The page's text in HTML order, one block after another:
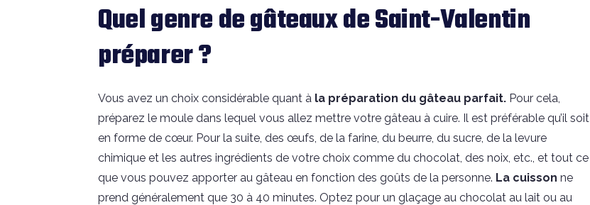
Quel genre de gâteaux de Saint-Valentin
préparer ?
Vous avez un choix considérable quant à la préparation du gâteau parfait. Pour cela,
préparez le moule dans lequel vous allez mettre votre gâteau à cuire. Il est préférable qu’il soit
en forme de cœur. Pour la suite, des œufs, de la farine, du beurre, du sucre, de la levure
chimique et les autres ingrédients de votre choix comme du chocolat, des noix, etc., et tout ce
que vous pouvez apporter au gâteau en fonction des goûts de la personne. La cuisson ne
prend généralement que 30 à 40 minutes. Optez pour un glaçage au chocolat au lait ou au